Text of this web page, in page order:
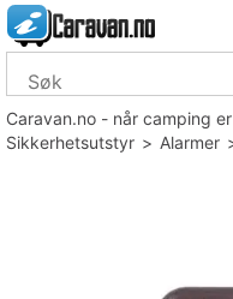
Caravan.no - når camping
Sikkerhetsutstyr>Alarmer